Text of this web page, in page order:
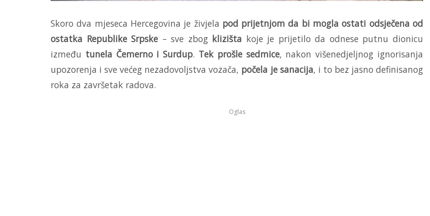
Skoro dva mjeseca Hercegovina je živjela pod prijetnjom da bi mogla ostati odsječena od
ostatka Republike Srpske – sve zbog klizišta koje je prijetilo da odnese putnu dionicu
između tunela Čemerno i Surdup. Tek prošle sedmice, nakon višenedjeljnog ignorisanja
upozorenja i sve većeg nezadovoljstva vozača, počela je sanacija, i to bez jasno definisanog
roka za završetak radova.
Oglas